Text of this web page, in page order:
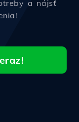
a nájsť